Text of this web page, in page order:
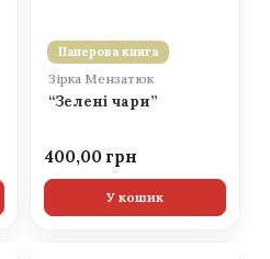
Паперова книга
Зірка Мензатюк
“Зелені чари”
400,00
У кошик